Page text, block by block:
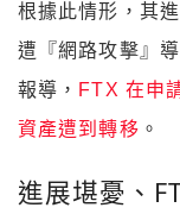
根據此情形，其
遭『網路攻擊』
報導， FTX 在申
資產遭到轉移 。
進展堪憂、